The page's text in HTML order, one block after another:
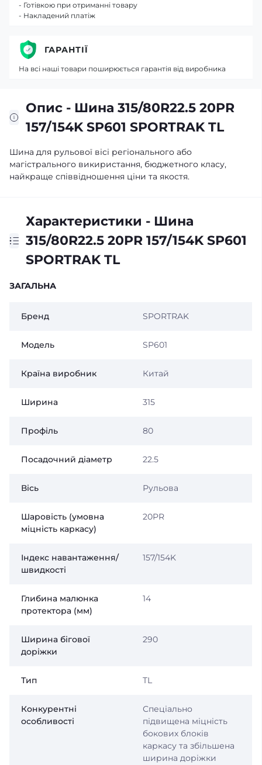
Опис - Шина 315/80R22.5 20PR
157/154K SP601 SPORTRAK TL
Шина для рульової вісі регіонального або
магістрального викиристання, бюджетного класу,
найкраще співвідношення ціни та якостя.
Характеристики - Шина
315/80R22.5 20PR 157/154K SP601
SPORTRAK TL
ЗАГАЛЬНА
Бренд SPORTRAK
Модель SP601
Країна виробник Китай
Ширина 315
Профіль 80
Посадочний діаметр 22.5
Вісь Рульова
Шаровість (умовна
міцність каркасу)
20PR
Індекс навантаження/
швидкості
157/154K
Глибина малюнка
протектора (мм)
14
Ширина бігової
доріжки
290
Тип TL
Конкурентні
особливості
Спеціально
підвищена міцність
бокових блоків
каркасу та збільшена
ширина доріжки
- Готівкою при отриманні товару
- Накладений платіж
ГАРАНТІЇ
На всі наші товари поширюється гарантія від виробника